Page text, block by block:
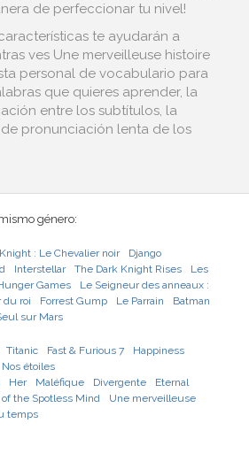
de perfeccionar tu nivel!
te ayudarán a
ves Une merveilleuse histoire
personal de vocabulario para
que quieres aprender, la
entre los subtítulos, la
pronunciación lenta de los
género:
: Le Chevalier noir
Django
Interstellar The Dark Knight Rises
Les
Games
Le Seigneur des anneaux :
du roi
Forrest Gump Le Parrain
Batman
sur Mars
Titanic Fast & Furious 7
Happiness
Nos étoiles
Her Maléfique Divergente
Eternal
the Spotless Mind
Une merveilleuse
temps